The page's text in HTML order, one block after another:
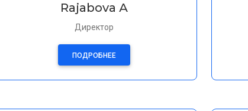
Rajabova А
Директор
ПОДРОБНЕЕ